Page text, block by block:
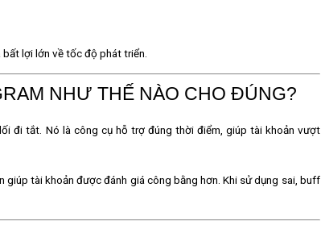
bất lợi lớn về tốc độ phát triển
NHƯ THẾ NÀO CHO ĐÚNG?
đi tắt. Nó là công cụ hỗ trợ đúng thời điểm, giúp tài khoản vượt
giúp tài khoản được đánh giá công bằng hơn. Khi sử dụng sai, buff